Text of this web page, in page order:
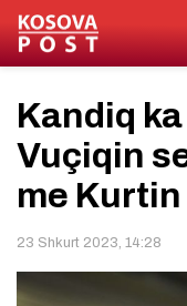
Kandiq
Vuçiqin
me Kurtin
23 Shkurt 2023, 14:28